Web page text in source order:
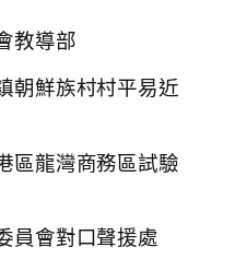
教導部
鮮族村村平易近
龍灣商務區試驗
會對口聲援處